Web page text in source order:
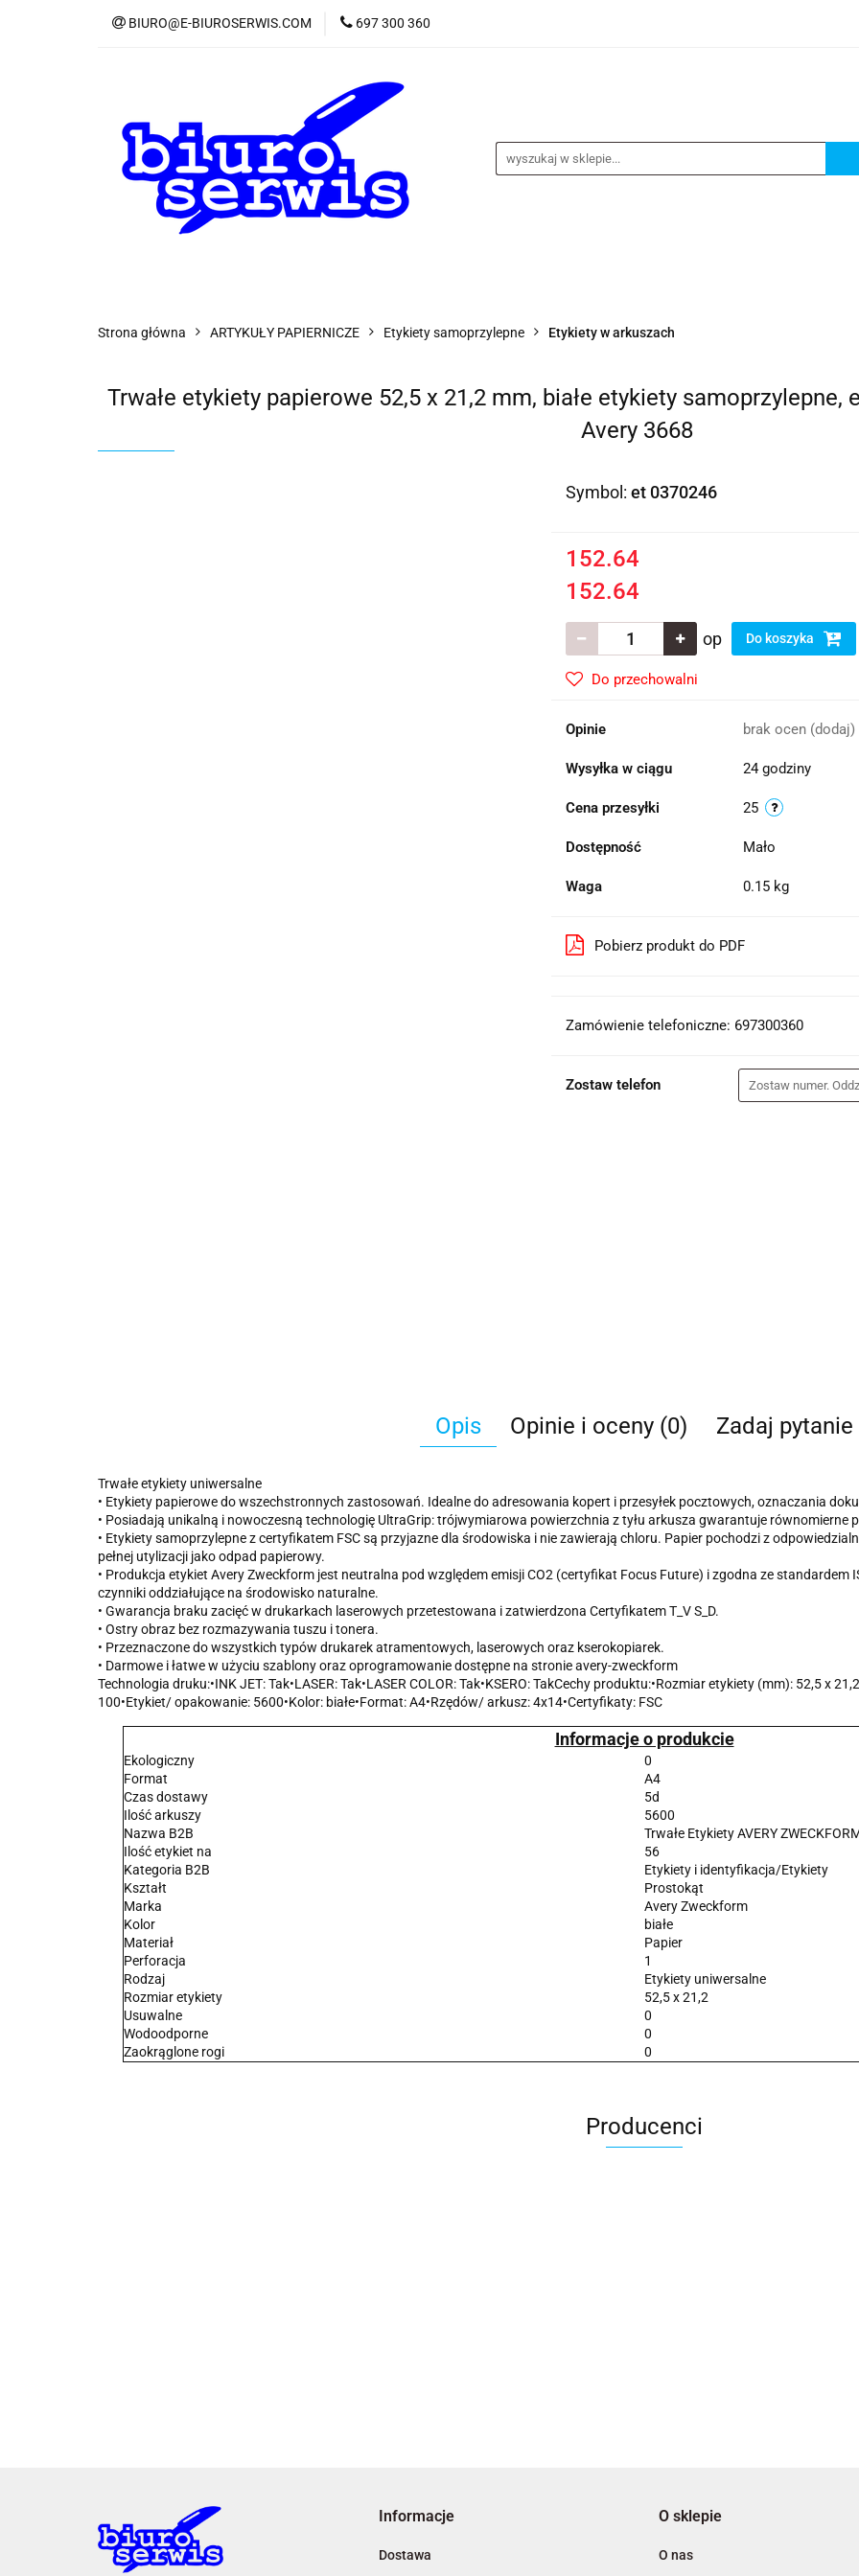
BIURO@E-BIUROSERWIS.COM 697 300 360
Strona główna ARTYKUŁY PAPIERNICZE Etykiety samoprzylepne Etykiety w arkuszach
Trwałe etykiety papierowe 52,5 x 21,2 mm, białe etykiety
Avery 3668
Symbol: et 0370246
152.64
152.64
op Do koszyka
Do przechowalni
Opinie brak ocen (dodaj)
Wysyłka w ciągu 24 godziny
Cena przesyłki 25
Dostępność Mało
Waga 0.15 kg
Pobierz produkt do PDF
Zamówienie telefoniczne: 697300360
Zostaw telefon
Opis Opinie i oceny (0) Zadaj pytanie
Trwałe etykiety uniwersalne
• Etykiety papierowe do wszechstronnych zastosowań. Idealne do adresowania kopert i przesyłek pocztowych, oznaczania
• Posiadają unikalną i nowoczesną technologię UltraGrip: trójwymiarowa powierzchnia z tyłu arkusza gwarantuje równomierne
• Etykiety samoprzylepne z certyfikatem FSC są przyjazne dla środowiska i nie zawierają chloru. Papier pochodzi z
pełnej utylizacji jako odpad papierowy.
• Produkcja etykiet Avery Zweckform jest neutralna pod względem emisji CO2 (certyfikat Focus Future) i zgodna ze
czynniki oddziałujące na środowisko naturalne.
• Gwarancja braku zacięć w drukarkach laserowych przetestowana i zatwierdzona Certyfikatem T_V S_D.
• Ostry obraz bez rozmazywania tuszu i tonera.
• Przeznaczone do wszystkich typów drukarek atramentowych, laserowych oraz kserokopiarek.
• Darmowe i łatwe w użyciu szablony oraz oprogramowanie dostępne na stronie avery-zweckform
Technologia druku:•INK JET: Tak•LASER: Tak•LASER COLOR: Tak•KSERO: TakCechy produktu:•Rozmiar etykiety (mm): 52,5 x
100•Etykiet/ opakowanie: 5600•Kolor: białe•Format: A4•Rzędów/ arkusz: 4x14•Certyfikaty: FSC
Informacje o produkcie
Ekologiczny
0
Format
A4
Czas dostawy
5d
Ilość arkuszy
5600
Nazwa B2B
Trwałe Etykiety AVERY
Ilość etykiet na
56
Kategoria B2B
Etykiety i identyfikacja/Etykiety
Kształt
Prostokąt
Marka
Avery Zweckform
Kolor
białe
Materiał
Papier
Perforacja
1
Rodzaj
Etykiety uniwersalne
Rozmiar etykiety
52,5 x 21,2
Usuwalne
0
Wodoodporne
0
Zaokrąglone rogi
0
Producenci
A4 Tech
Informacje
Dostawa
O sklepie
O nas